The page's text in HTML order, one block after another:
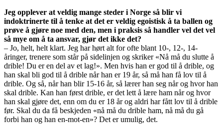
Jeg opplever at veldig mange steder i Norge så blir vi
indoktrinerte til å tenke at det er veldig egoistisk å ta ballen og
prøve å gjøre noe med den, men i praksis så handler vel det vel
så mye om å ta ansvar, gjør det ikke det?
– Jo, helt, helt klart. Jeg har hørt alt for ofte blant 10-, 12-, 14-
åringer, trenere som står på sidelinjen og skriker «Nå må du slutte å
drible! Du er en del av et lag!». Men hvis han er god til å drible, og
han skal bli god til å drible når han er 19 år, så må han få lov til å
drible. Og så, når han blir 15-16 år, så lærer han seg når og hvor han
skal drible. Kan han først drible, er det lett å lære ham når og hvor
han skal gjøre det, enn om du er 18 år og aldri har fått lov til å drible
før. Skal du da få beskjeden «nå må du drible ham, nå må du gå
forbi han og han en-mot-en»? Det er umulig, det.